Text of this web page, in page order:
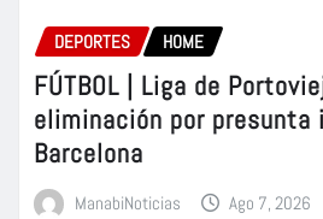
DEPORTES HOME
FÚTBOL | Liga de
eliminación por presunta
Barcelona
ManabiNoticias Ago 7, 2026